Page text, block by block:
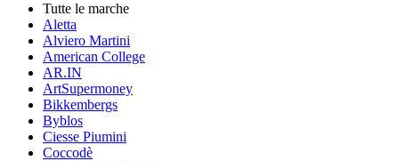
Tutte le marche
Aletta
Alviero Martini
American College
AR.IN
ArtSupermoney
Bikkembergs
Byblos
Ciesse Piumini
Coccodè